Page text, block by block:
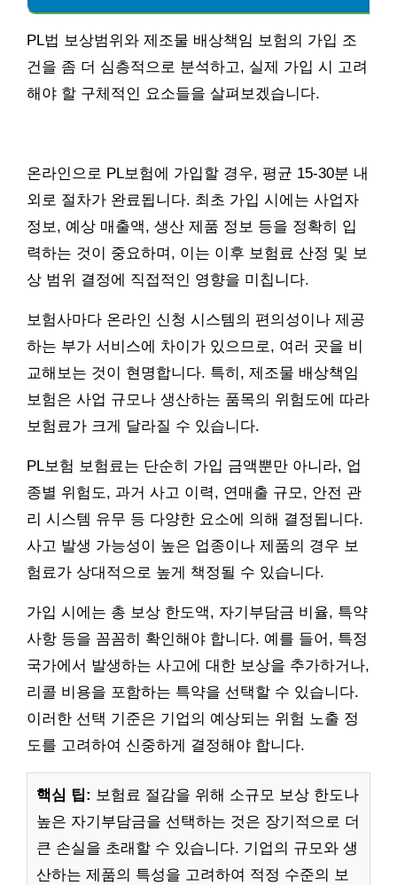
PL법 보상범위와 제조물 배상책임 보험의 가입 조
건을 좀 더 심층적으로 분석하고, 실제 가입 시 고려
해야 할 구체적인 요소들을 살펴보겠습니다.
온라인으로 PL보험에 가입할 경우, 평균 15-30분 내
외로 절차가 완료됩니다. 최초 가입 시에는 사업자
정보, 예상 매출액, 생산 제품 정보 등을 정확히 입
력하는 것이 중요하며, 이는 이후 보험료 산정 및 보
상 범위 결정에 직접적인 영향을 미칩니다.
보험사마다 온라인 신청 시스템의 편의성이나 제공
하는 부가 서비스에 차이가 있으므로, 여러 곳을 비
교해보는 것이 현명합니다. 특히, 제조물 배상책임
보험은 사업 규모나 생산하는 품목의 위험도에 따라
보험료가 크게 달라질 수 있습니다.
PL보험 보험료는 단순히 가입 금액뿐만 아니라, 업
종별 위험도, 과거 사고 이력, 연매출 규모, 안전 관
리 시스템 유무 등 다양한 요소에 의해 결정됩니다.
사고 발생 가능성이 높은 업종이나 제품의 경우 보
험료가 상대적으로 높게 책정될 수 있습니다.
가입 시에는 총 보상 한도액, 자기부담금 비율, 특약
사항 등을 꼼꼼히 확인해야 합니다. 예를 들어, 특정
국가에서 발생하는 사고에 대한 보상을 추가하거나,
리콜 비용을 포함하는 특약을 선택할 수 있습니다.
이러한 선택 기준은 기업의 예상되는 위험 노출 정
도를 고려하여 신중하게 결정해야 합니다.
핵심 팁: 보험료 절감을 위해 소규모 보상 한도나
높은 자기부담금을 선택하는 것은 장기적으로 더
큰 손실을 초래할 수 있습니다. 기업의 규모와 생
산하는 제품의 특성을 고려하여 적정 수준의 보